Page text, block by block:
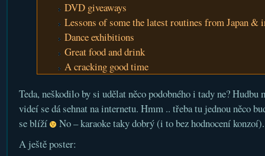
DVD giveaways
Lessons of some the latest routines from Japan &
Dance exhibitions
Great food and drink
A cracking good time
Teda, neškodilo by si udělat něco podobného i tady ne? Hudbu
videí se dá sehnat na internetu. Hmm .. třeba tu jednou něco
se blíží
No – karaoke taky dobrý (i to bez hodnocení konzoí).
A ještě poster: